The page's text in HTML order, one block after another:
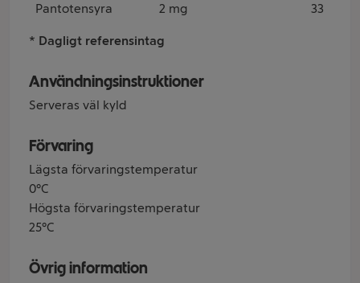
Pantotensyra 2 mg 33
* Dagligt referensintag
Användningsinstruktioner
Serveras väl kyld
Förvaring
Lägsta förvaringstemperatur
0°C
Högsta förvaringstemperatur
25°C
Övrig information